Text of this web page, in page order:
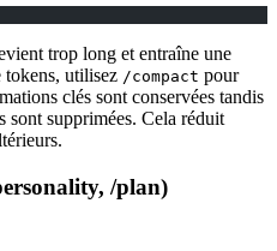
trop long et entraîne une
tokens, utilisez /compact pour
clés sont conservées tandis
sont supprimées. Cela réduit
/plan)